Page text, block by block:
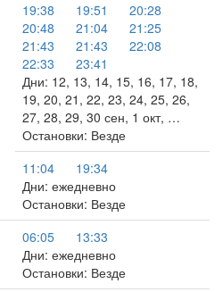
19:38
19:51
20:28
20:48
21:04
21:25
21:43
21:43
22:08
22:33
23:41
Дни: 12, 13, 14, 15, 16, 17, 18,
19, 20, 21, 22, 23, 24, 25, 26,
27, 28, 29, 30 сен, 1 окт, …
Остановки: Везде
11:04
19:34
Дни: ежедневно
Остановки: Везде
06:05
13:33
Дни: ежедневно
Остановки: Везде